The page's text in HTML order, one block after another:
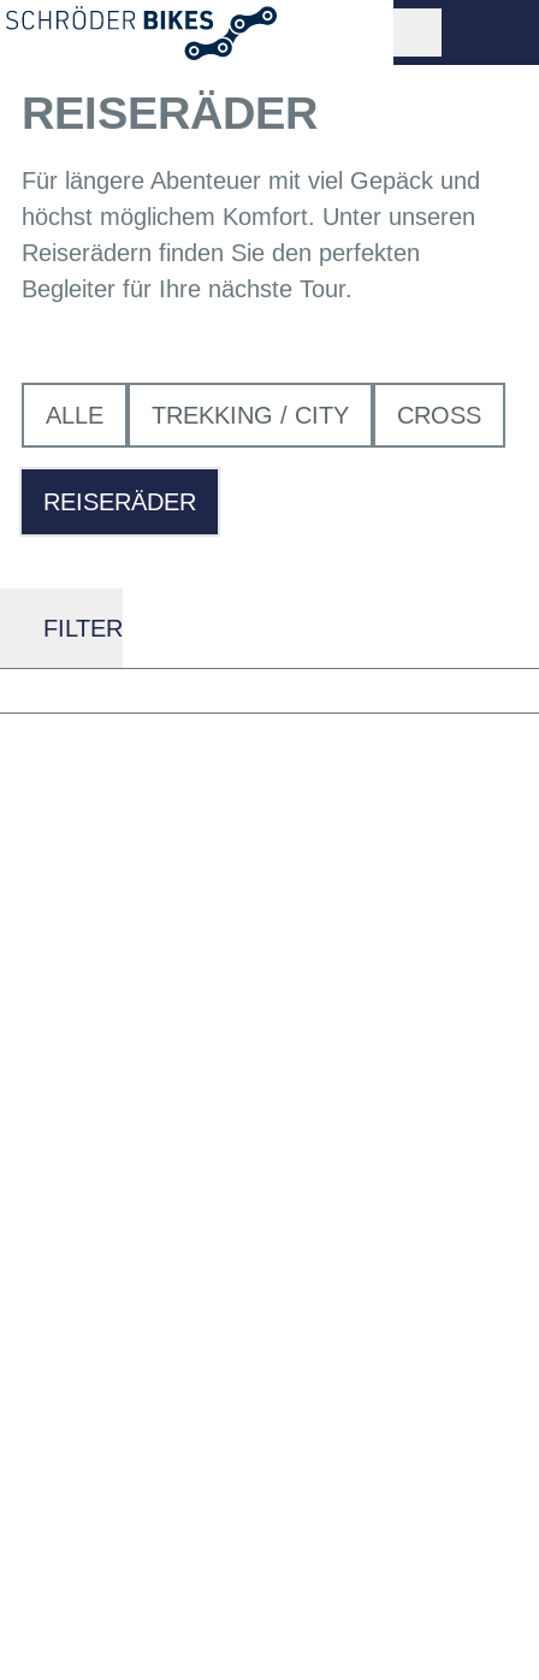
REISERÄDER
Für längere Abenteuer mit viel Gepäck und
höchst möglichem Komfort. Unter unseren
Reiserädern finden Sie den perfekten
Begleiter für Ihre nächste Tour.
ALLE TREKKING / CITY CROSS
REISERÄDER
FILTER